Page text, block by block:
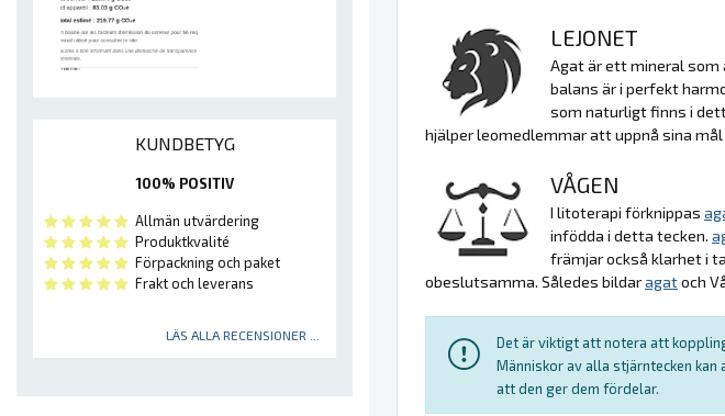
KUNDBETYG
100% POSITIV
Allmän utvärdering
Produktkvalité
Förpackning och paket
Frakt och leverans
LÄS ALLA RECENSIONER ...
LEJONET
Agat är ett mineral
balans är i perfekt
som naturligt finns i
hjälper leomedlemmar att uppnå sina
VÅGEN
I litoterapi förknippas
infödda i detta tecken.
främjar också klarhet i
obeslutsamma. Således bildaragatoch
Det är viktigt att notera att
Människor av alla stjärntecken
att den ger dem fördelar.